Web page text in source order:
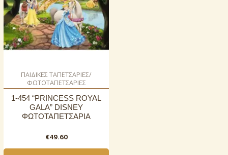
ΠΑΙΔΙΚΕΣ ΤΑΠΕΤΣΑΡΙΕΣ/
ΦΩΤΟΤΑΠΕΤΣΑΡΙΕΣ
1-454 “PRINCESS ROYAL
GALA” DISNEY
ΦΩΤΟΤΑΠΕΤΣΑΡΙΑ
€49.60